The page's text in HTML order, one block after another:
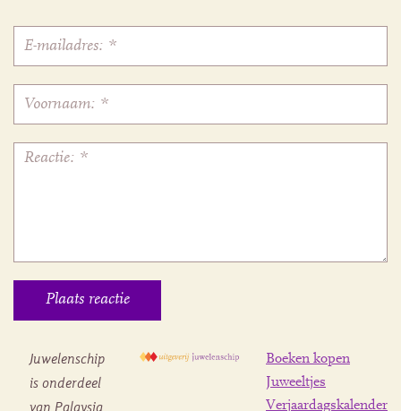
Juwelenschip
is onderdeel
van Palaysia
Boeken kopen
Juweeltjes
Verjaardagskalender